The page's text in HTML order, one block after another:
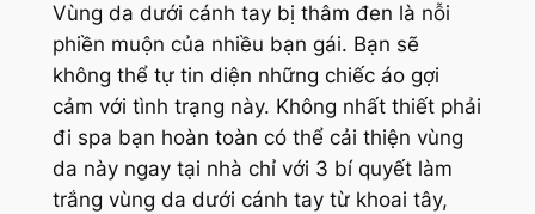
Vùng da dưới cánh tay bị thâm đen là nỗi
phiền muộn của nhiều bạn gái. Bạn sẽ
không thể tự tin diện những chiếc áo gợi
cảm với tình trạng này. Không nhất thiết phải
đi spa bạn hoàn toàn có thể cải thiện vùng
da này ngay tại nhà chỉ với 3 bí quyết làm
trắng vùng da dưới cánh tay từ khoai tây,